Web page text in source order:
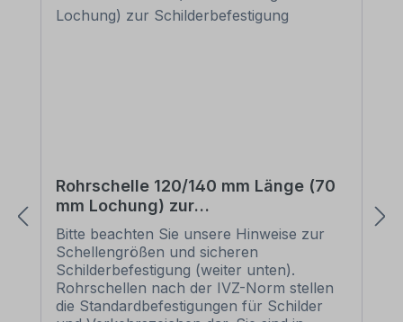
Rohrschelle 120/140 mm Länge (70
mm Lochung) zur
Schilderbefestigung
Bitte beachten Sie unsere Hinweise zur
Schellengrößen und sicheren
Schilderbefestigung (weiter unten).
Rohrschellen nach der IVZ-Norm stellen
die Standardbefestigungen für Schilder